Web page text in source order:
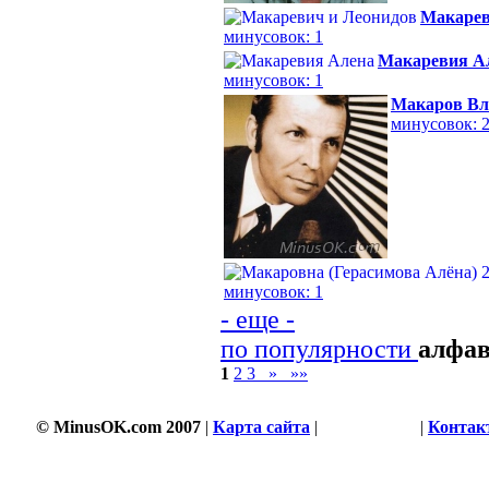
минусовок: 1
Макаревия
минусовок: 1
Макаров
минусовок: 2
минусовок: 1
- еще -
по популярности
1 2 3 » »»
© MinusOK.com 2007 | Карта сайта | |